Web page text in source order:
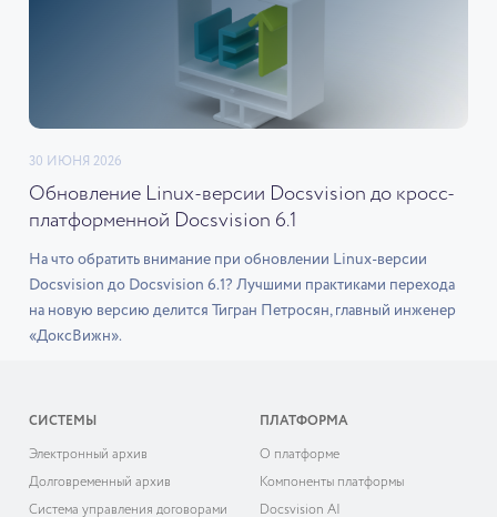
30 ИЮНЯ 2026
Обновление Linux-версии Docsvision до кросс-
платформенной Docsvision 6.1
На что обратить внимание при обновлении Linux-версии
Docsvision до Docsvision 6.1? Лучшими практиками перехода
на новую версию делится Тигран Петросян, главный инженер
«ДоксВижн».
СИСТЕМЫ
Электронный архив
Долговременный архив
Система управления договорами
ПЛАТФОРМА
О платформе
Компоненты платформы
Docsvision AI